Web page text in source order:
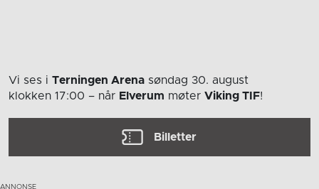
Vi ses i Terningen Arena søndag 30. august
klokken 17:00 – når Elverum møter Viking TIF!
Billetter